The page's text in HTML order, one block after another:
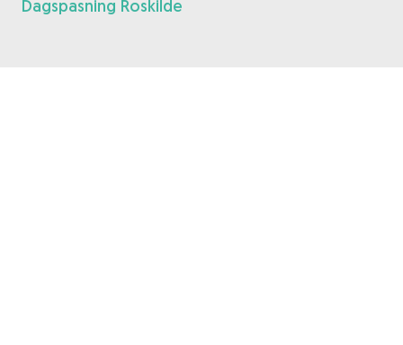
Dagspasning Roskilde